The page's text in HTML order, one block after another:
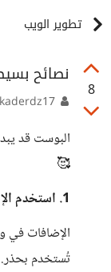
تطوير الويب
8
نصائح
البوست قد
🥰
1. استخدم الإضافات بحذر
الإضافات في
تُستخدم